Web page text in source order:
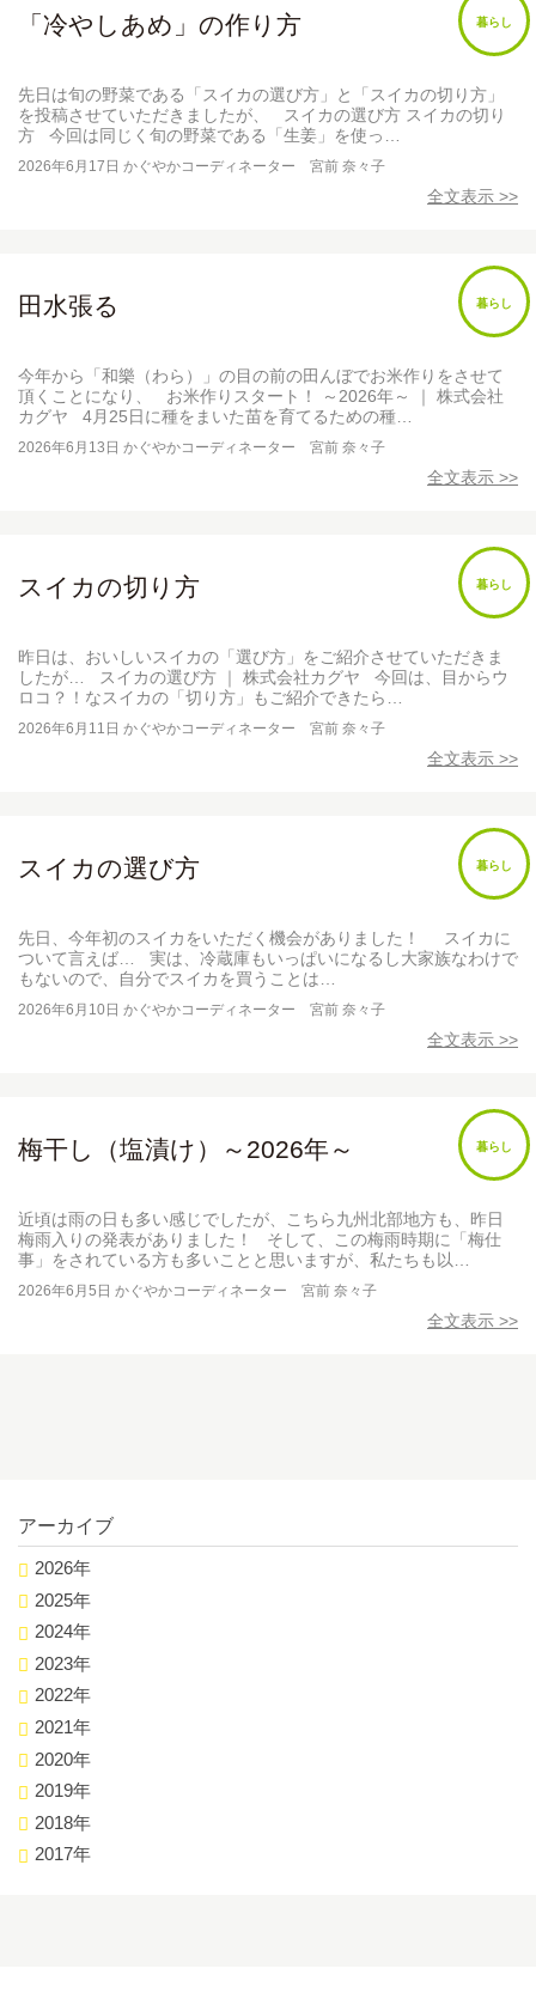
暮らし
「冷やしあめ」の作り方
先日は旬の野菜である「スイカの選び方」と「スイカの切り方」
を投稿させていただきましたが、 スイカの選び方 スイカの切り
方 今回は同じく旬の野菜である「生姜」を使っ…
2026年6月17日 かぐやかコーディネーター 宮前 奈々子
全文表示 >>
暮らし
田水張る
今年から「和樂（わら）」の目の前の田んぼでお米作りをさせて
頂くことになり、 お米作りスタート！ ～2026年～ ｜ 株式会社
カグヤ 4月25日に種をまいた苗を育てるための種…
2026年6月13日 かぐやかコーディネーター 宮前 奈々子
全文表示 >>
暮らし
スイカの切り方
昨日は、おいしいスイカの「選び方」をご紹介させていただきま
したが… スイカの選び方 ｜ 株式会社カグヤ 今回は、目からウ
ロコ？！なスイカの「切り方」もご紹介できたら…
2026年6月11日 かぐやかコーディネーター 宮前 奈々子
全文表示 >>
暮らし
スイカの選び方
先日、今年初のスイカをいただく機会がありました！ スイカに
ついて言えば… 実は、冷蔵庫もいっぱいになるし大家族なわけで
もないので、自分でスイカを買うことは…
2026年6月10日 かぐやかコーディネーター 宮前 奈々子
全文表示 >>
暮らし
梅干し（塩漬け）～2026年～
近頃は雨の日も多い感じでしたが、こちら九州北部地方も、昨日
梅雨入りの発表がありました！ そして、この梅雨時期に「梅仕
事」をされている方も多いことと思いますが、私たちも以…
2026年6月5日 かぐやかコーディネーター 宮前 奈々子
全文表示 >>
アーカイブ
2026年
2025年
2024年
2023年
2022年
2021年
2020年
2019年
2018年
2017年